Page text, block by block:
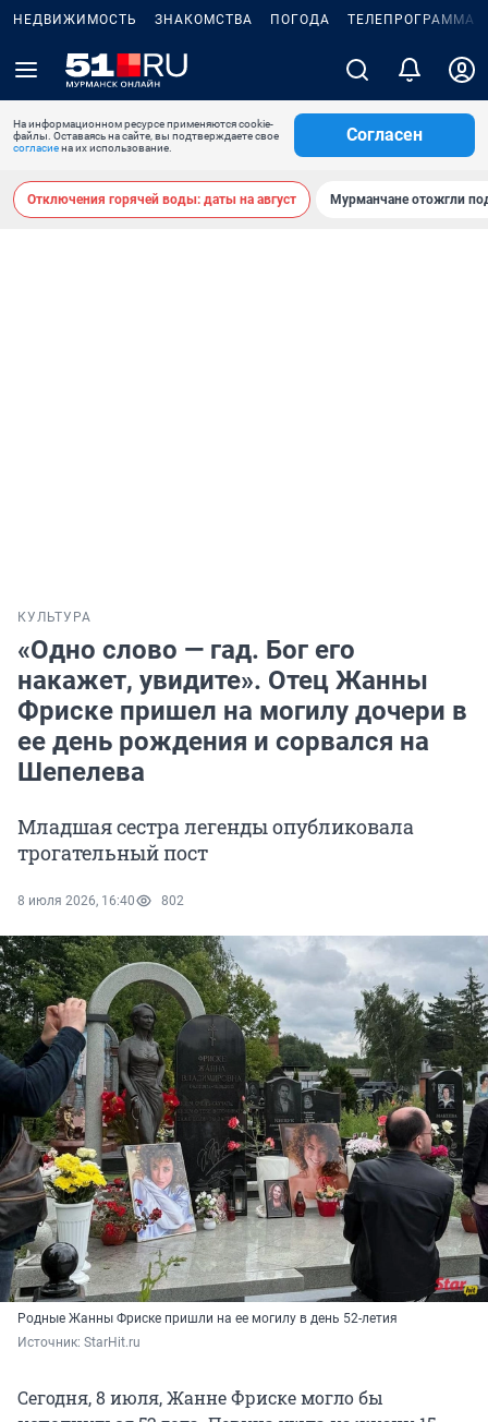
НЕДВИЖИМОСТЬ ЗНАКОМСТВА ПОГОДА ТЕЛЕПРОГРАММА
На информационном ресурсе применяются cookie-
файлы. Оставаясь на сайте, вы подтверждаете свое
согласиена их использование.
Согласен
Отключения горячей воды: даты на август Мурманчане отожгли
КУЛЬТУРА
«Одно слово — гад. Бог его
накажет, увидите». Отец Жанны
Фриске пришел на могилу дочери в
ее день рождения и сорвался на
Шепелева
Младшая сестра легенды опубликовала
трогательный пост
8 июля 2026, 16:40 802
Родные Жанны Фриске пришли на ее могилу в день 52-летия
Источник: StarHit.ru
Сегодня, 8 июля, Жанне Фриске могло бы